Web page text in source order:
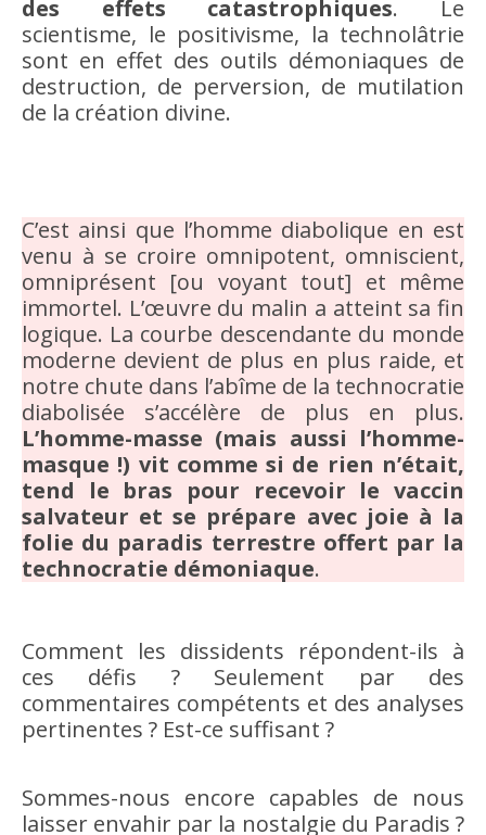
des effets catastrophiques. Le
scientisme, le positivisme, la technolâtrie
sont en effet des outils démoniaques de
destruction, de perversion, de mutilation
de la création divine.
C’est ainsi que l’homme diabolique en est
venu à se croire omnipotent, omniscient,
omniprésent [ou voyant tout] et même
immortel. L’œuvre du malin a atteint sa fin
logique. La courbe descendante du monde
moderne devient de plus en plus raide, et
notre chute dans l’abîme de la technocratie
diabolisée s’accélère de plus en plus.
L’homme-masse (mais aussi l’homme-
masque !) vit comme si de rien n’était,
tend le bras pour recevoir le vaccin
salvateur et se prépare avec joie à la
folie du paradis terrestre offert par la
technocratie démoniaque.
Comment les dissidents répondent-ils à
ces défis ? Seulement par des
commentaires compétents et des analyses
pertinentes ? Est-ce suffisant ?
Sommes-nous encore capables de nous
laisser envahir par la nostalgie du Paradis ?